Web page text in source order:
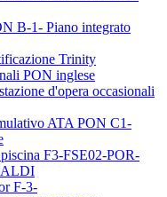
B-1- Piano integrato
Trinity
PON inglese
d'opera occasionali
ATA PON C1-
F3-FSE02-POR-
F-3-